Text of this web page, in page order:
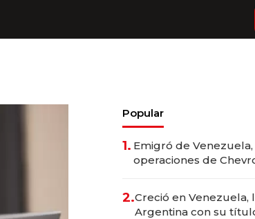
Popular
1. Emigró de
operaciones de
2.Creció en Venezuela,
Argentina con su